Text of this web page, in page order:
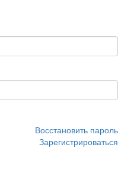
Восстановить пароль
Зарегистрироваться